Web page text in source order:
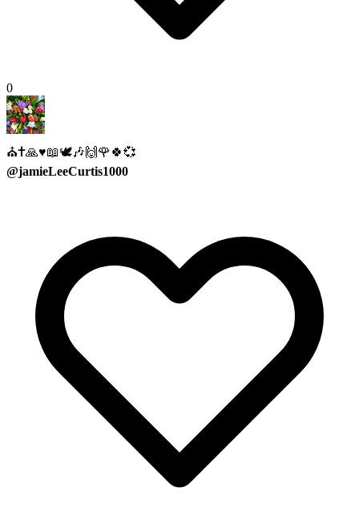
0
⛪✝️🙏♥️📖🕊️🎶🙌🌹🍀💞
@jamieLeeCurtis1000